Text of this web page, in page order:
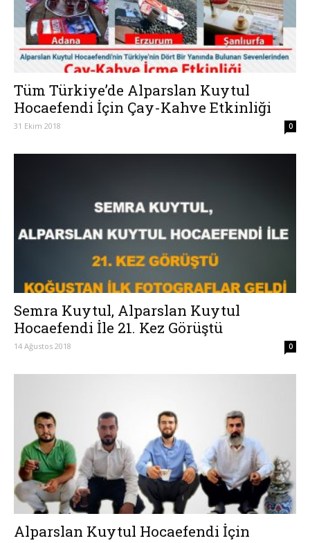
Tüm Türkiye’de Alparslan Kuytul
Hocaefendi İçin Çay-Kahve Etkinliği
31 Ekim 2018 0
Semra Kuytul, Alparslan Kuytul
Hocaefendi İle 21. Kez Görüştü
14 Ağustos 2018 0
Alparslan Kuytul Hocaefendi İçin